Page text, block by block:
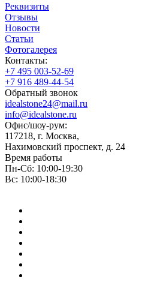
Реквизиты
Отзывы
Новости
Статьи
Фотогалерея
Контакты:
+7 495 003-52-69
+7 916 489-44-54
Обратный звонок
idealstone24@mail.ru
info@idealstone.ru
Офис/шоу-рум:
117218, г. Москва,
Нахимовский проспект, д. 24
Время работы
Пн-Сб: 10:00-19:30
Вс: 10:00-18:30